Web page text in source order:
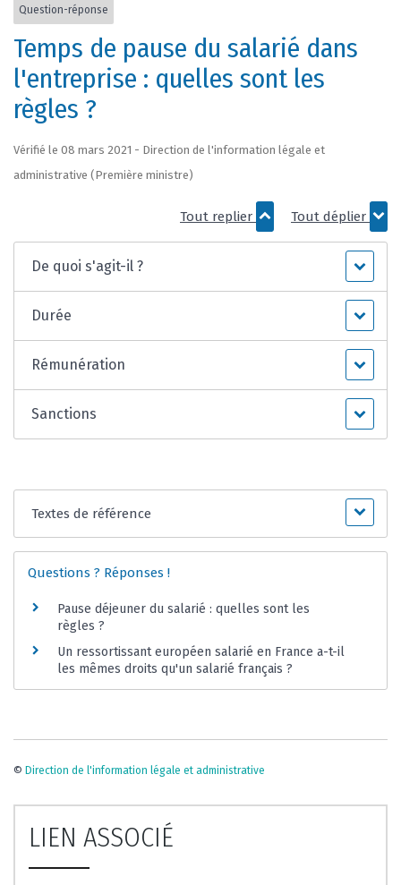
Question-réponse
Temps de pause du salarié dans
l'entreprise : quelles sont les
règles ?
Vérifié le 08 mars 2021 - Direction de l'information légale et
administrative (Première ministre)
Tout replier Tout déplier
De quoi s'agit-il ?
Durée
Rémunération
Sanctions
Textes de référence
Questions ? Réponses !
Pause déjeuner du salarié : quelles sont les
règles ?
Un ressortissant européen salarié en France a-t-il
les mêmes droits qu'un salarié français ?
© Direction de l'information légale et administrative
LIEN ASSOCIÉ